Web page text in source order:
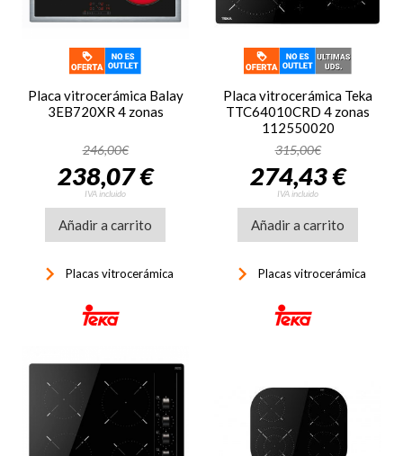
Placa vitrocerámica Balay
3EB720XR 4 zonas
246,00€
238,07 €
IVA incluido
Añadir a carrito
keyboard_arrow_right Placas vitrocerámica
Placa vitrocerámica Teka
TTC64010CRD 4 zonas
112550020
315,00€
274,43 €
IVA incluido
Añadir a carrito
keyboard_arrow_right Placas vitrocerámica